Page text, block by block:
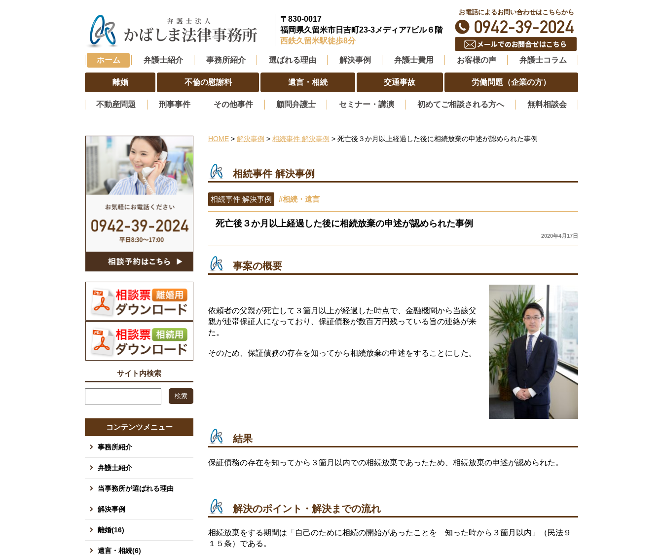
〒830-0017
福岡県久留米市日吉町23-3メディア7ビル６階
西鉄久留米駅徒歩8分
お電話によるお問い合わせはこちらから
ホーム 弁護士紹介 事務所紹介 選ばれる理由 解決事例 弁護士費用 お客様の声 弁護士コラム
離婚 不倫の慰謝料 遺言・相続 交通事故 労働問題（企業の方）
不動産問題 刑事事件 その他事件 顧問弁護士 セミナー・講演 初めてご相談される方へ 無料相談会
HOME > 解決事例 > 相続事件 解決事例 > 死亡後３か月以上経過した後に相続放棄の申述が認められた事例
相続事件 解決事例
相続事件 解決事例 #相続・遺言
死亡後３か月以上経過した後に相続放棄の申述が認められた事例
2020年4月17日
事案の概要
依頼者の父親が死亡して３箇月以上が経過した時点で、金融機関から当該父
親が連帯保証人になっており、保証債務が数百万円残っている旨の連絡が来
た。
そのため、保証債務の存在を知ってから相続放棄の申述をすることにした。
結果
保証債務の存在を知ってから３箇月以内での相続放棄であったため、相続放棄の申述が認められた。
解決のポイント・解決までの流れ
相続放棄をする期間は「自己のために相続の開始があったことを 知った時から３箇月以内」（民法９
１５条）である。
サイト内検索
コンテンツメニュー
事務所紹介
弁護士紹介
当事務所が選ばれる理由
解決事例
離婚(16)
遺言・相続(6)